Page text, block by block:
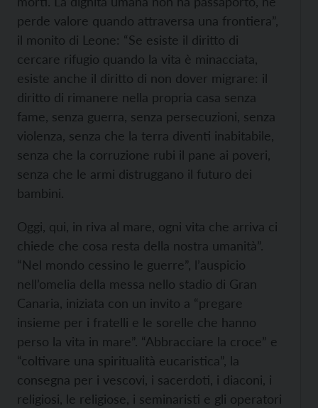
perde valore quando attraversa una frontiera”,
il monito di Leone: “Se esiste il diritto di
cercare rifugio quando la vita è minacciata,
esiste anche il diritto di non dover migrare: il
diritto di rimanere nella propria casa senza
fame, senza guerra, senza persecuzioni, senza
violenza, senza che la terra diventi inabitabile,
senza che la corruzione rubi il pane ai poveri,
senza che le armi distruggano il futuro dei
bambini.
Oggi, qui, in riva al mare, ogni vita che arriva ci
chiede che cosa resta della nostra umanità”.
“Nel mondo cessino le guerre”, l’auspicio
nell’omelia della messa nello stadio di Gran
Canaria, iniziata con un invito a “pregare
insieme per i fratelli e le sorelle che hanno
perso la vita in mare”. “Abbracciare la croce” e
“coltivare una spiritualità eucaristica”, la
consegna per i vescovi, i sacerdoti, i diaconi, i
religiosi, le religiose, i seminaristi e gli operatori